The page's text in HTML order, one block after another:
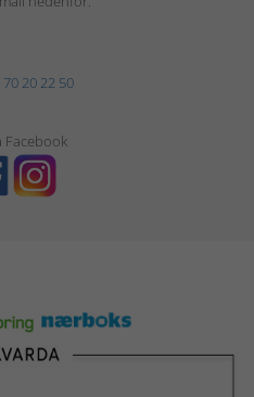
70 20 22 50
Facebook